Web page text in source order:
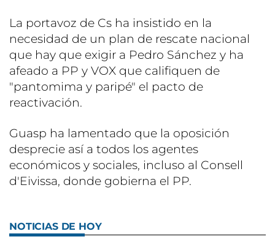
La portavoz de Cs ha insistido en la
necesidad de un plan de rescate nacional
que hay que exigir a Pedro Sánchez y ha
afeado a PP y VOX que califiquen de
"pantomima y paripé" el pacto de
reactivación.
Guasp ha lamentado que la oposición
desprecie así a todos los agentes
económicos y sociales, incluso al Consell
d'Eivissa, donde gobierna el PP.
NOTICIAS DE HOY